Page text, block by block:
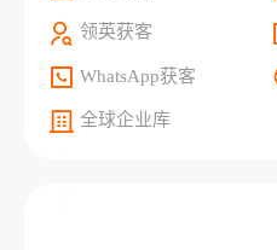
领英获客
WhatsApp获客
全球企业库